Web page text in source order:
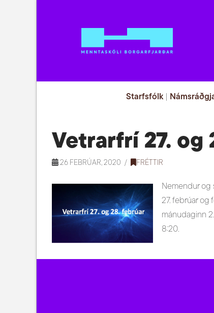
Starfsfólk|
Vetrarfrí 27. og
26 FEBRÚAR, 2020 FRÉTTIR
Nemendur og
27. febrúar og
mánudaginn
8:20.